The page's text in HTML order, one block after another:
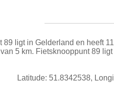
89 ligt in Gelderland en heeft
5 km. Fietsknooppunt 89
Latitude: 51.8342538,